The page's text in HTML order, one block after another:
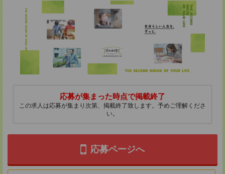
応募が集まった時点で掲載終了
この求人は応募が集まり次第、掲載終了致します。予めご理解くださ
い。
応募ページへ